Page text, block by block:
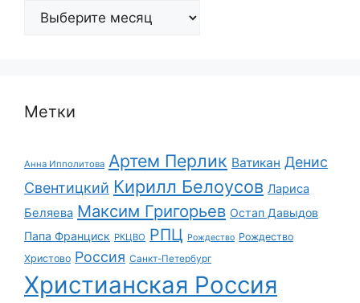
Архивы
Метки
Анна Ипполитова Артем Перлик Ватикан Денис
Свентицкий Кирилл Белоусов Лариса
Беляева Максим Григорьев Остап Давыдов
Папа Франциск РКЦВО РПЦ Рождество Рождество
Христово Россия Санкт-Петербург
Христианская Россия